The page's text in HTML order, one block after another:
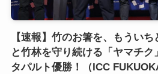
【速報】竹のお箸を、もうい
と竹林を守り続ける「ヤマチ
タパルト優勝！（ICC